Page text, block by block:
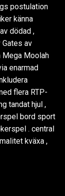
postulation
känna
dödad ,
av
Moolah
enarmad
flera RTP-
tandat hjul ,
bord sport
. central
kväxa ,